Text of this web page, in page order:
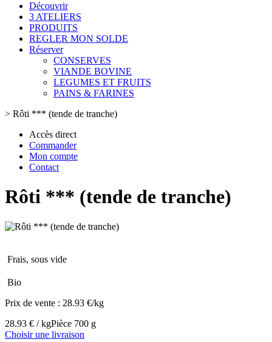
Découvrir
3 ATELIERS
PRODUITS
REGLER MON SOLDE
Réserver
CONSERVES
VIANDE BOVINE
LEGUMES ET FRUITS
PAINS & FARINES
> Rôti *** (tende de tranche)
Accès direct
Commander
Mon compte
Contact
Rôti *** (tende de tranche)
Frais, sous vide
Bio
Prix de vente : 28.93 €/kg
28.93 € / kgPièce 700 g
Choisir une livraison